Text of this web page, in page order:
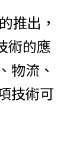
推出，
術的應
物流、
技術可